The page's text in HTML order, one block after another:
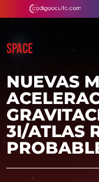
SPACE
NUEVAS
3I/ATLAS